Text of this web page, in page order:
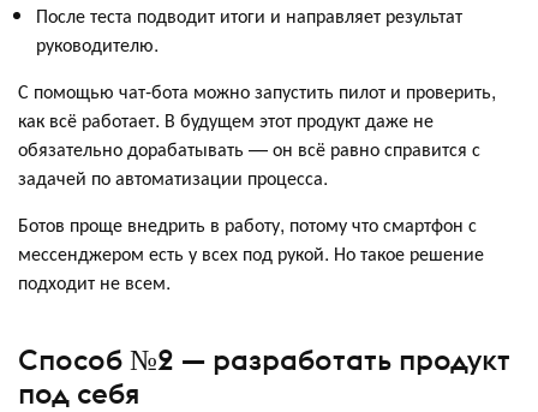
После теста подводит итоги и направляет результат
руководителю.
С помощью чат-бота можно запустить пилот и проверить,
как всё работает. В будущем этот продукт даже не
обязательно дорабатывать — он всё равно справится с
задачей по автоматизации процесса.
Ботов проще внедрить в работу, потому что смартфон с
мессенджером есть у всех под рукой. Но такое решение
подходит не всем.
Способ №2 — разработать продукт
под себя